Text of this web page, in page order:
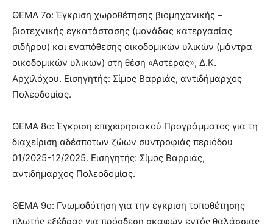
ΘΕΜΑ 7ο: Έγκριση χωροθέτησης βιομηχανικής –
βιοτεχνικής εγκατάστασης (μονάδας κατεργασίας
σιδήρου) και εναπόθεσης οικοδομικών υλικών (μάντρα
οικοδομικών υλικών) στη θέση «Αστέρας», Δ.Κ.
Αρχιλόχου. Εισηγητής: Σίμος Βαρριάς, αντιδήμαρχος
Πολεοδομίας.
ΘΕΜΑ 8ο: Έγκριση επιχειρησιακού Προγράμματος για τη
διαχείριση αδέσποτων ζώων συντροφιάς περιόδου
01/2025-12/2025. Εισηγητής: Σίμος Βαρριάς,
αντιδήμαρχος Πολεοδομίας.
ΘΕΜΑ 9ο: Γνωμοδότηση για την έγκριση τοποθέτησης
πλωτής εξέδρας για πρόσδεση σκαφών εντός θαλάσσιας